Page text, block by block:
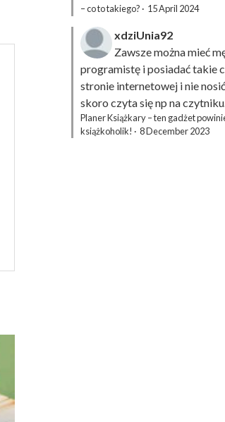
– co to takiego? · 15 April 2024
xdziUnia92
Zawsze można mieć
programistę i posiadać takie
stronie internetowej i nie
skoro czyta się np na
Planer Książkary – ten gadżet
książkoholik! · 8 December 2023